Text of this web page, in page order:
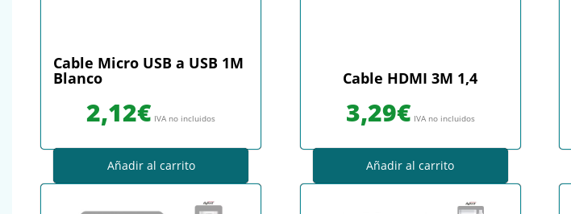
Cable Micro USB a USB 1M
Blanco
2,12€ IVA no incluidos
Añadir al carrito
Cable HDMI 3M 1,4
3,29€ IVA no incluidos
Añadir al carrito